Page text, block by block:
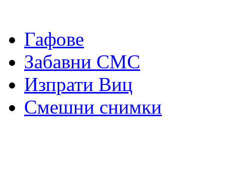
Гафове
Забавни СМС
Изпрати Виц
Смешни снимки